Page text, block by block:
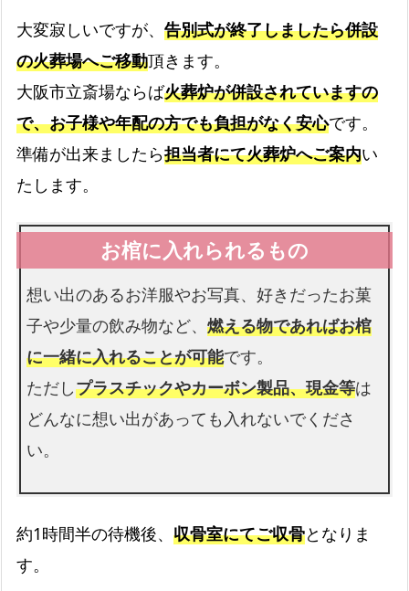
司会者
お葬式の司会をします
生花祭壇は無料です
花束
お足元も花束を入れられます
会館使用料
大変寂しいですが、 告別式が終了しましたら併設
の火葬場へご移動頂きます。
大阪市立斎場ならば火葬炉が併設されていますの
で、お子様や年配の方でも負担がなく安心です。
準備が出来ましたら担当者にて火葬炉へご案内い
たします。
想い出のあるお洋服やお写真、好きだったお菓
子や少量の飲み物など、燃える物であればお棺
に一緒に入れることが可能です。
ただしプラスチックやカーボン製品、現金等は
どんなに想い出があっても入れないでくださ
い。
約1時間半の待機後、 収骨室にてご収骨となりま
す。